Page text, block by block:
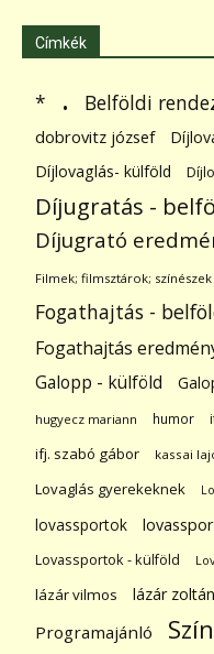
Címkék
* . Belföldi
dobrovitz józsef
Díjlovaglás- külföld
Díjugratás -
Díjugrató
Filmek; filmsztárok; színészek
Fogathajtás -
Fogathajtás
Galopp - külföld
hugyecz mariann humor
ifj. szabó gábor kassai
Lovaglás gyerekeknek
lovassportok
Lovassportok - külföld
lázár vilmos lázár zoltán
Programajánló